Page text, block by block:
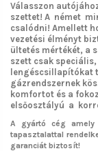
Válasszon
szettet! A német
csalódni! Amellett
vezetési élményt
ültetés mértékét, a
szett csak
lengéscsillapítókat
gázrendszernek
komfortot és a
elsőosztályú a
A gyártó cég
tapasztalattal
garanciát biztosít!